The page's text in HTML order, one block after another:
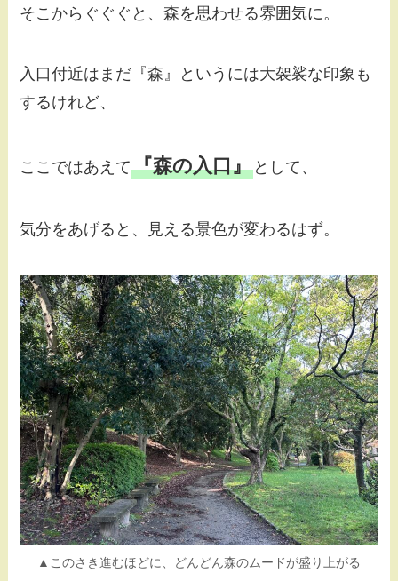
そこからぐぐぐと、森を思わせる雰囲気に。
入口付近はまだ『森』というには大袈裟な印象も
するけれど、
ここではあえて『森の入口』 として、
気分をあげると、見える景色が変わるはず。
▲このさき進むほどに、どんどん森のムードが盛り上がる